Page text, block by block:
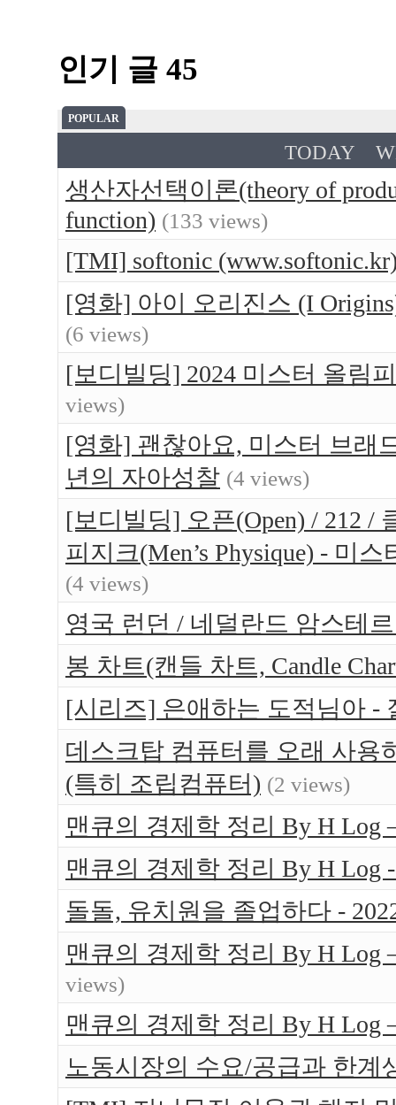
인기 글 45
POPULAR
TODAY
생산자선택이론(theory of
function) (133 views)
[TMI] softonic
[영화] 아이 오리진스 (I
(6 views)
[보디빌딩] 2024 미스터 올림
views)
[영화] 괜찮아요, 미스터 브래
년의 자아성찰 (4 views)
[보디빌딩] 오픈(Open) / 212 /
피지크(Men’s Physique) - 미
(4 views)
영국 런던 / 네덜란드 암스테
봉 차트(캔들 차트, Candle
[시리즈] 은애하는 도적님아 -
데스크탑 컴퓨터를 오래 사용
(특히 조립컴퓨터) (2 views)
맨큐의 경제학 정리 By H Log
맨큐의 경제학 정리 By H Log
돌돌, 유치원을 졸업하다 -
맨큐의 경제학 정리 By H Log
views)
맨큐의 경제학 정리 By H Log
노동시장의 수요/공급과 한계